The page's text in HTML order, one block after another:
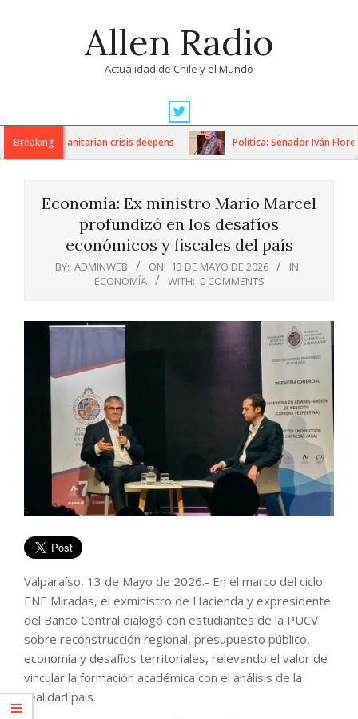
Allen Radio
Actualidad de Chile y el Mundo
Navigation
MenuBreaking
as humanitarian crisis deepens Política: Senador Iván Flores
Economía: Ex ministro Mario Marcel
profundizó en los desafíos
económicos y fiscales del país
BY: ADMINWEB ON: 13 DE MAYO DE 2026
IN:
ECONOMÍA
WITH: 0 COMMENTS
Valparaíso, 13 de Mayo de 2026.- En el marco del ciclo
ENE Miradas, el exministro de Hacienda y expresidente
del Banco Central dialogó con estudiantes de la PUCV
sobre reconstrucción regional, presupuesto público,
economía y desafíos territoriales, relevando el valor de
vincular la formación académica con el análisis de la
realidad país.